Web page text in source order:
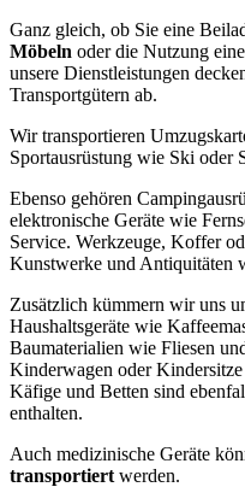
Ganz gleich, ob Sie eine
Möbeln oder die Nutzung
unsere Dienstleistungen
Transportgütern ab.
Wir transportieren
Sportausrüstung wie Ski oder
Ebenso gehören
elektronische Geräte wie
Service. Werkzeuge, Koffer
Kunstwerke und Antiquitäten
Zusätzlich kümmern wir uns
Haushaltsgeräte wie
Baumaterialien wie Fliesen
Kinderwagen oder
Käfige und Betten sind
enthalten.
Auch medizinische Geräte
transportiert werden.